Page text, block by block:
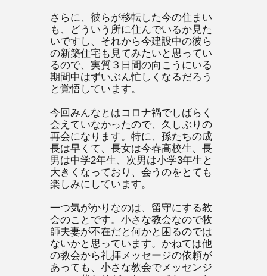
さらに、彼らが移転した今の住まい
も、どういう所に住んでいるか見た
いですし、それから今建設中の彼ら
の新築住宅も見てみたいと思ってい
るので、実質３日間の向こうにいる
期間中はずいぶん忙しくなるだろう
と覚悟しています。
今回みんなとはコロナ禍でしばらく
会えていなかったので、久しぶりの
再会になります。特に、孫たちの成
長は早くて、長女は今春高校生、長
男は中学2年生、次男は小学3年生と
大きくなっており、会うのをとても
楽しみにしています。
一つ気がかりなのは、留守にする教
会のことです。小さな教会なので牧
師夫妻が不在だと何かと困るのでは
ないかと思っています。かねては他
の教会から礼拝メッセージの依頼が
あっても、小さな教会でメッセンジ